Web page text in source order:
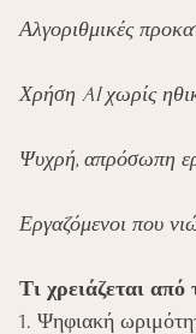
Αλγοριθμικές
Χρήση AI χωρίς
Ψυχρή, απρόσωπη
Εργαζόμενοι που
Τι χρειάζεται
1. Ψηφιακή